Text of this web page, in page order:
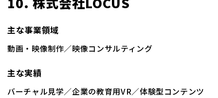
主な事業領域
動画・映像制作／映像コンサルティング
主な実績
バーチャル見学／企業の教育用VR／体験型コンテンツ